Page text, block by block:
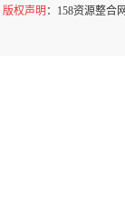
版权声明 ：158资源整合